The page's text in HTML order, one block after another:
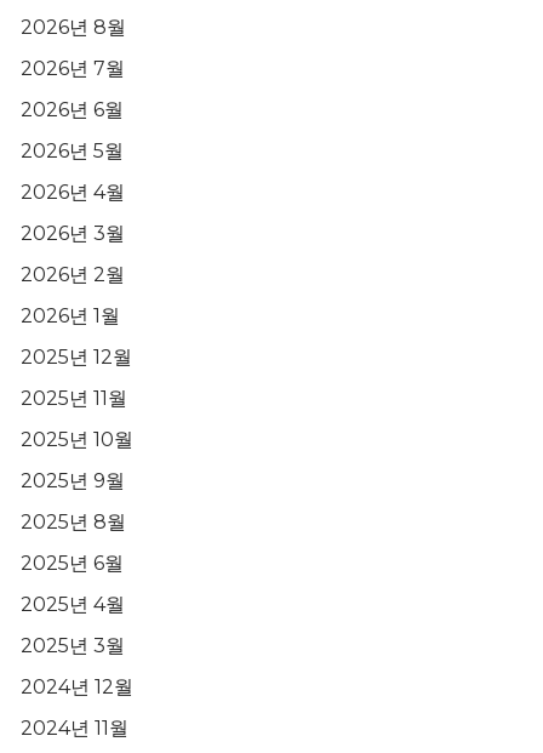
2026년 8월
2026년 7월
2026년 6월
2026년 5월
2026년 4월
2026년 3월
2026년 2월
2026년 1월
2025년 12월
2025년 11월
2025년 10월
2025년 9월
2025년 8월
2025년 6월
2025년 4월
2025년 3월
2024년 12월
2024년 11월